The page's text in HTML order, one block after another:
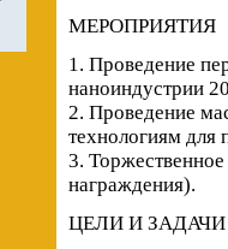
МЕРОПРИЯТИЯ
1. Проведение
наноиндустрии
2. Проведение
технологиям
3.
награждения).
ЦЕЛИ И ЗАДАЧИ